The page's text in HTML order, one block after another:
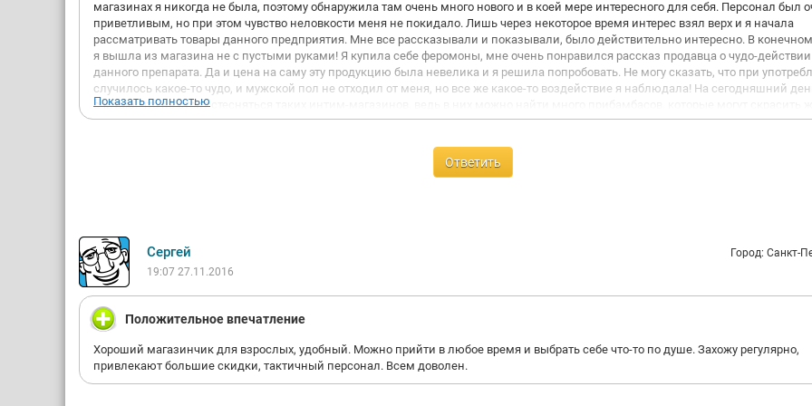
магазинах я никогда не была, поэтому обнаружила там очень много нового и в коей мере интересного для себя. Персонал был
приветливым, но при этом чувство неловкости меня не покидало. Лишь через некоторое время интерес взял верх и я начала
рассматривать товары данного предприятия. Мне все рассказывали и показывали, было действительно интересно. В
я вышла из магазина не с пустыми руками! Я купила себе феромоны, мне очень понравился рассказ продавца о чудо-действии
данного препарата. Да и цена на саму эту продукцию была невелика и я решила попробовать. Не могу сказать, что при
случилось какое-то чудо, и мужской пол не отходил от меня, но все же какое-то воздействие я наблюдала! На сегодняшний
считаю, что не стоит стесняться таких интим-магазинов, ведь в них можно найти много прибамбасов, которые могут скрасить
осталась довольна посещением и обязательно зайду сюда еще, так как присмотрела себе некоторые вещи!
Показать полностью
Ответить
Сергей
Город: Санкт-
19:07 27.11.2016
Положительное впечатление
Хороший магазинчик для взрослых, удобный. Можно прийти в любое время и выбрать себе что-то по душе. Захожу регулярно,
привлекают большие скидки, тактичный персонал. Всем доволен.